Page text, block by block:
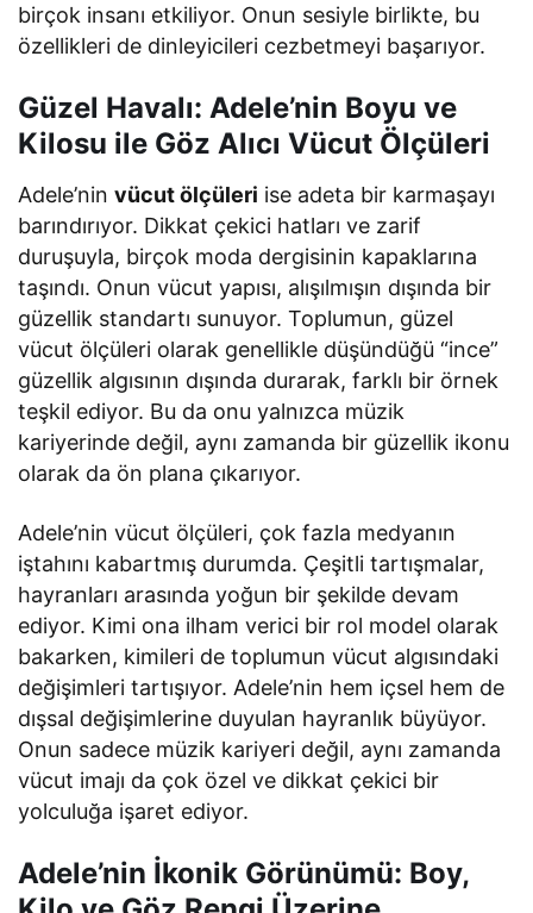
birçok insanı etkiliyor. Onun sesiyle birlikte, bu
özellikleri de dinleyicileri cezbetmeyi başarıyor.
Güzel Havalı: Adele’nin Boyu ve
Kilosu ile Göz Alıcı Vücut Ölçüleri
Adele’ninvücut ölçüleri ise adeta bir karmaşayı
barındırıyor. Dikkat çekici hatları ve zarif
duruşuyla, birçok moda dergisinin kapaklarına
taşındı. Onun vücut yapısı, alışılmışın dışında bir
güzellik standartı sunuyor. Toplumun, güzel
vücut ölçüleri olarak genellikle düşündüğü “ince”
güzellik algısının dışında durarak, farklı bir örnek
teşkil ediyor. Bu da onu yalnızca müzik
kariyerinde değil, aynı zamanda bir güzellik ikonu
olarak da ön plana çıkarıyor.
Adele’nin vücut ölçüleri, çok fazla medyanın
iştahını kabartmış durumda. Çeşitli tartışmalar,
hayranları arasında yoğun bir şekilde devam
ediyor. Kimi ona ilham verici bir rol model olarak
bakarken, kimileri de toplumun vücut algısındaki
değişimleri tartışıyor. Adele’nin hem içsel hem de
dışsal değişimlerine duyulan hayranlık büyüyor.
Onun sadece müzik kariyeri değil, aynı zamanda
vücut imajı da çok özel ve dikkat çekici bir
yolculuğa işaret ediyor.
Adele’nin İkonik Görünümü: Boy,